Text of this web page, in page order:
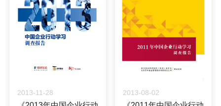
2013-11-28 2013-08-02